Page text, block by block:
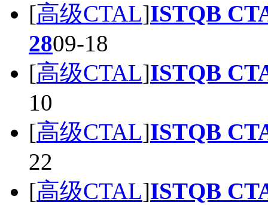
[高级CTAL]ISTQB
2809-18
[高级CTAL]ISTQB
10
[高级CTAL]ISTQB
22
[高级CTAL]ISTQB